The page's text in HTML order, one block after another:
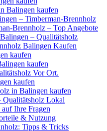
Balingen kaufen
– Timberman-Brennholz
Brennholz – Top Angebote
– Qualitätsholz
Balingen Kaufen
kaufen
kaufen
Vor Ort.
kaufen
in Balingen kaufen
Qualitätsholz Lokal
Ihre Fragen
& Nutzung
Tipps & Tricks